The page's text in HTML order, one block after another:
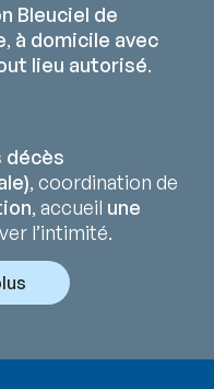
Bleuciel de
, à domicile avec
lieu autorisé.
, coordination de
, accueil une
l’intimité.